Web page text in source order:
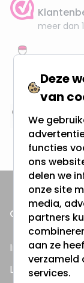
meer dan
Vanaf
& 100
Altijd uit
3000m2 -
ONZE
Inbouwspots
LED Lampen
Deze
van
We
functies
ons
delen we
onze site
media,
partners
aan ze
verzameld
services.